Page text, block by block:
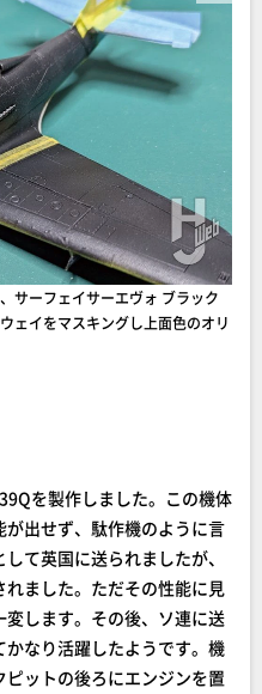
サーフェイサーエヴォ ブラック
ェイをマスキングし上面色のオリ
を製作しました。この機体
出せず、駄作機のように言
て英国に送られましたが、
ました。ただその性能に見
します。その後、ソ連に送
なり活躍したようです。機
ットの後ろにエンジンを置